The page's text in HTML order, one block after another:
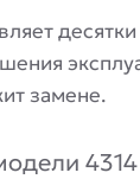
замене.